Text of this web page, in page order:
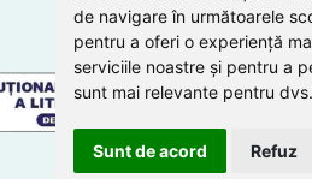
de navigare în următoarele
pentru a oferi o experiență
serviciile noastre și pentru a
sunt mai relevante pentru dvs.
Sunt de acord Refuz